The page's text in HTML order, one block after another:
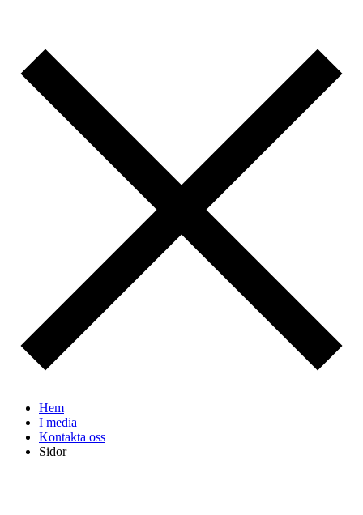
Hem
I media
Kontakta oss
Sidor